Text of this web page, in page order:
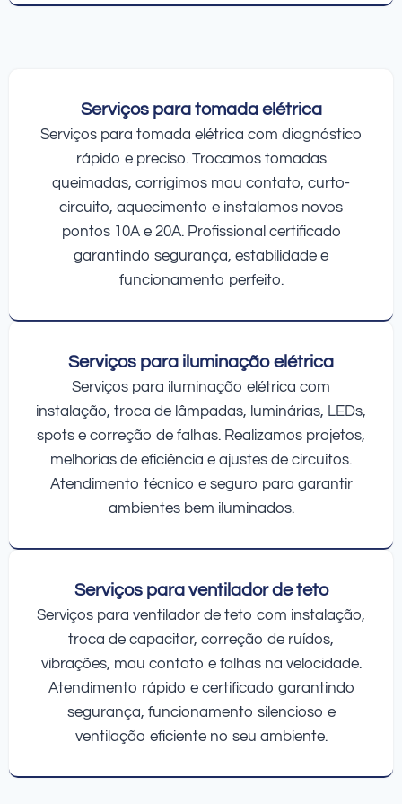
Serviços para tomada elétrica
Serviços para tomada elétrica com diagnóstico
rápido e preciso. Trocamos tomadas
queimadas, corrigimos mau contato, curto-
circuito, aquecimento e instalamos novos
pontos 10A e 20A. Profissional certificado
garantindo segurança, estabilidade e
funcionamento perfeito.
Serviços para iluminação elétrica
Serviços para iluminação elétrica com
instalação, troca de lâmpadas, luminárias, LEDs,
spots e correção de falhas. Realizamos projetos,
melhorias de eficiência e ajustes de circuitos.
Atendimento técnico e seguro para garantir
ambientes bem iluminados.
Serviços para ventilador de teto
Serviços para ventilador de teto com instalação,
troca de capacitor, correção de ruídos,
vibrações, mau contato e falhas na velocidade.
Atendimento rápido e certificado garantindo
segurança, funcionamento silencioso e
ventilação eficiente no seu ambiente.